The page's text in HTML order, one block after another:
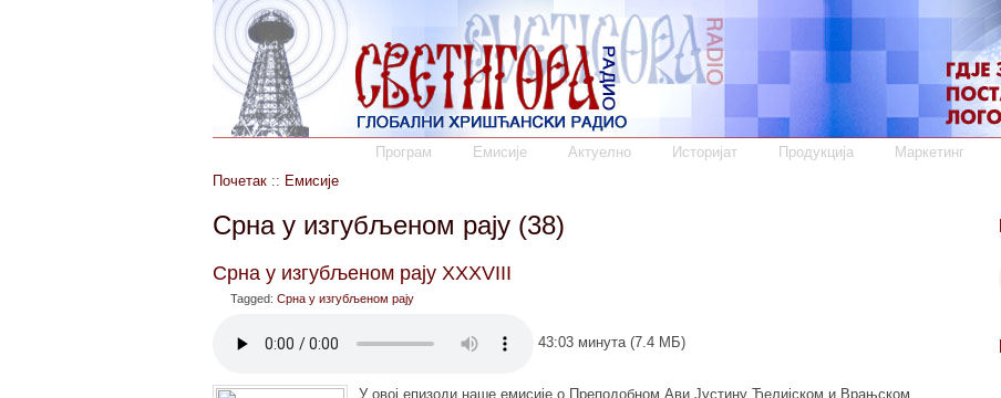
Програм Емисије Актуелно Историјат Продукција Маркетинг
Почетак :: Емисије
Срна у изгубљеном рају (38)
Срна у изгубљеном рају XXXVIII
Tagged: Срна у изгубљеном рају
43:03 минута (7.4 МБ)
У овој епизоди наше емисије о Преподобном Ави Јустину Ћелијском и Врањском